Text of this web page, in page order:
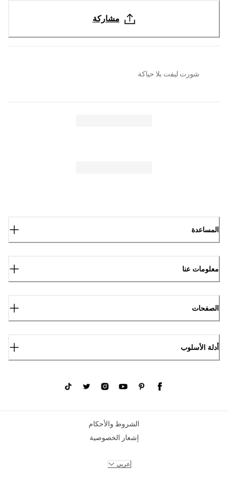
مشاركة
شورت ليفت بلا حياكة
المساعدة
معلومات عنا
الصفحات
أدلة الأسلوب
الشروط والأحكام
إشعار الخصوصية
عربي